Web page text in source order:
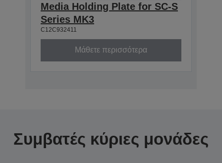
Media Holding Plate for SC-S
Series MK3
C12C932411
Μάθετε περισσότερα
Συμβατές κύριες μονάδες